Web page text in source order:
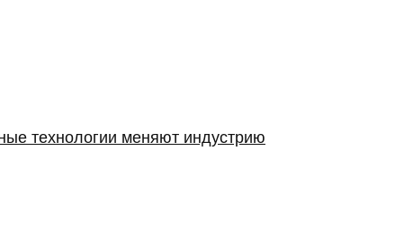
технологии меняют индустрию